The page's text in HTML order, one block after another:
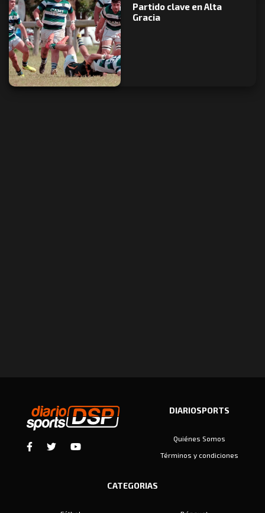
Partido clave en Alta
Gracia
DIARIOSPORTS
Quiénes Somos
Términos y condiciones
CATEGORIAS